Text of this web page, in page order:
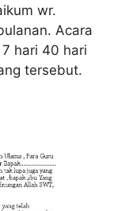
wr.
Acara
hari 40 hari
tersebut.